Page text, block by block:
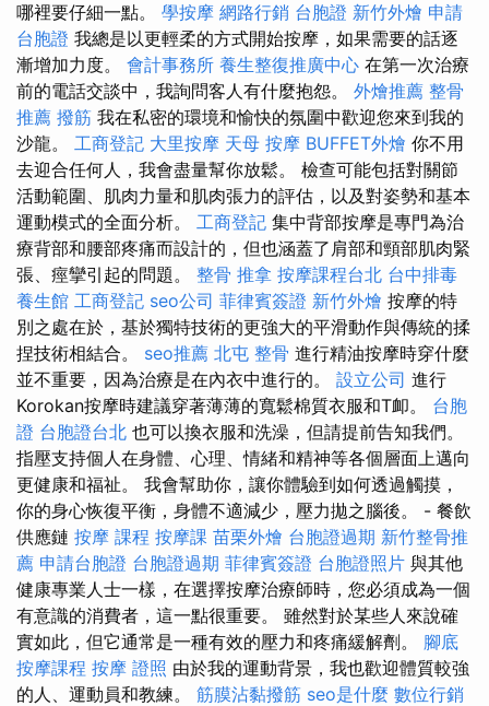
哪裡要仔細一點。 學按摩 網路行銷 台胞證 新竹外燴 申請
台胞證 我總是以更輕柔的方式開始按摩，如果需要的話逐
漸增加力度。 會計事務所 養生整復推廣中心 在第一次治療
前的電話交談中，我詢問客人有什麼抱怨。 外燴推薦 整骨
推薦 撥筋 我在私密的環境和愉快的氛圍中歡迎您來到我的
沙龍。 工商登記 大里按摩 天母 按摩 BUFFET外燴 你不用
去迎合任何人，我會盡量幫你放鬆。 檢查可能包括對關節
活動範圍、肌肉力量和肌肉張力的評估，以及對姿勢和基本
運動模式的全面分析。 工商登記 集中背部按摩是專門為治
療背部和腰部疼痛而設計的，但也涵蓋了肩部和頸部肌肉緊
張、痙攣引起的問題。 整骨 推拿 按摩課程台北 台中排毒
養生館 工商登記 seo公司 菲律賓簽證 新竹外燴 按摩的特
別之處在於，基於獨特技術的更強大的平滑動作與傳統的揉
捏技術相結合。 seo推薦 北屯 整骨 進行精油按摩時穿什麼
並不重要，因為治療是在內衣中進行的。 設立公司 進行
Korokan按摩時建議穿著薄薄的寬鬆棉質衣服和T卹。 台胞
證 台胞證台北 也可以換衣服和洗澡，但請提前告知我們。
指壓支持個人在身體、心理、情緒和精神等各個層面上邁向
更健康和福祉。 我會幫助你，讓你體驗到如何透過觸摸，
你的身心恢復平衡，身體不適減少，壓力拋之腦後。 - 餐飲
供應鏈 按摩 課程 按摩課 苗栗外燴 台胞證過期 新竹整骨推
薦 申請台胞證 台胞證過期 菲律賓簽證 台胞證照片 與其他
健康專業人士一樣，在選擇按摩治療師時，您必須成為一個
有意識的消費者，這一點很重要。 雖然對於某些人來說確
實如此，但它通常是一種有效的壓力和疼痛緩解劑。 腳底
按摩課程 按摩 證照 由於我的運動背景，我也歡迎體質較強
的人、運動員和教練。 筋膜沾黏撥筋 seo是什麼 數位行銷